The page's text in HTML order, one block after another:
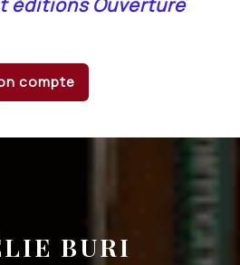
éditions Ouverture
compte
BURI